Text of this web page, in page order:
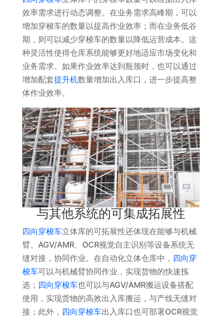
效率需求进行动态调整。在业务需求高峰期，可以
增加穿梭车的数量以提高作业效率；而在业务低谷
期，则可以减少穿梭车的数量以降低运营成本。这
种灵活性使得仓库系统能够更好地适应市场变化和
业务需求。如果作业效率达到瓶颈时，也可以通过
增加配套提升机数量增加出入库口，进一步提高整
体作业效率。
与其他系统的可集成拓展性
四向穿梭车立体库的可拓展性还体现在能够与机械
臂、AGV/AMR、OCR视觉自主识别等设备系统无
缝对接，协同作业。在自动化立体仓库中， 四向穿
梭车可以与机械臂协同作业，实现货物的快速拣
选； 四向穿梭车也可以与AGV/AMR搬运设备搭配
使用，实现货物的高效出入库搬运，与产线无缝对
接；此外， 四向穿梭车出入库口也可部署OCR视觉